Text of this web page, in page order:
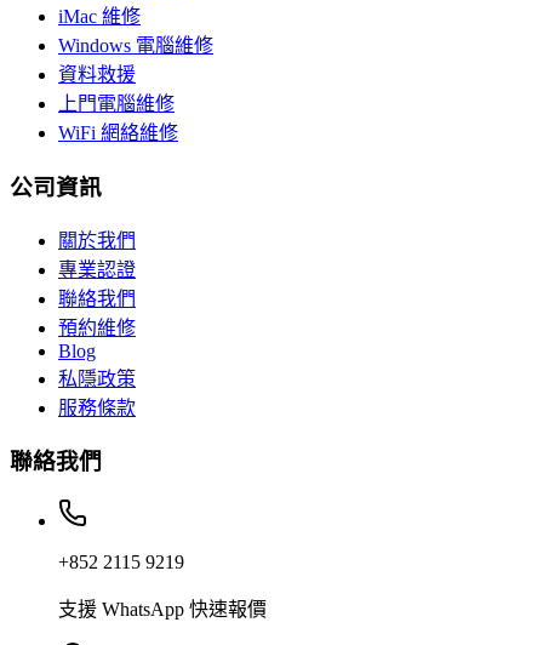
iMac 維修
Windows 電腦維修
資料救援
上門電腦維修
WiFi 網絡維修
公司資訊
關於我們
專業認證
聯絡我們
預約維修
Blog
私隱政策
服務條款
聯絡我們
+852 2115 9219
支援 WhatsApp 快速報價